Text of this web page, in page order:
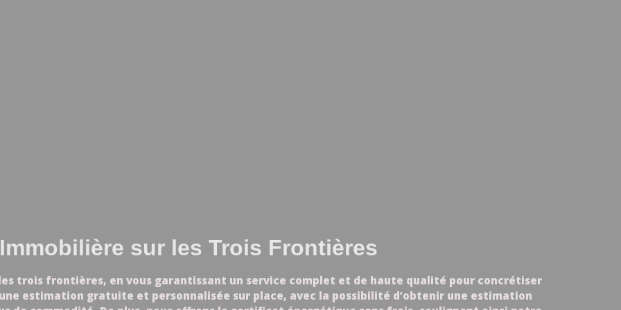
sur les Trois Frontières
les trois frontières, en vous garantissant un service complet et de haute qualité pour concrétiser
estimation gratuite et personnalisée sur place, avec la possibilité d’obtenir une estimation